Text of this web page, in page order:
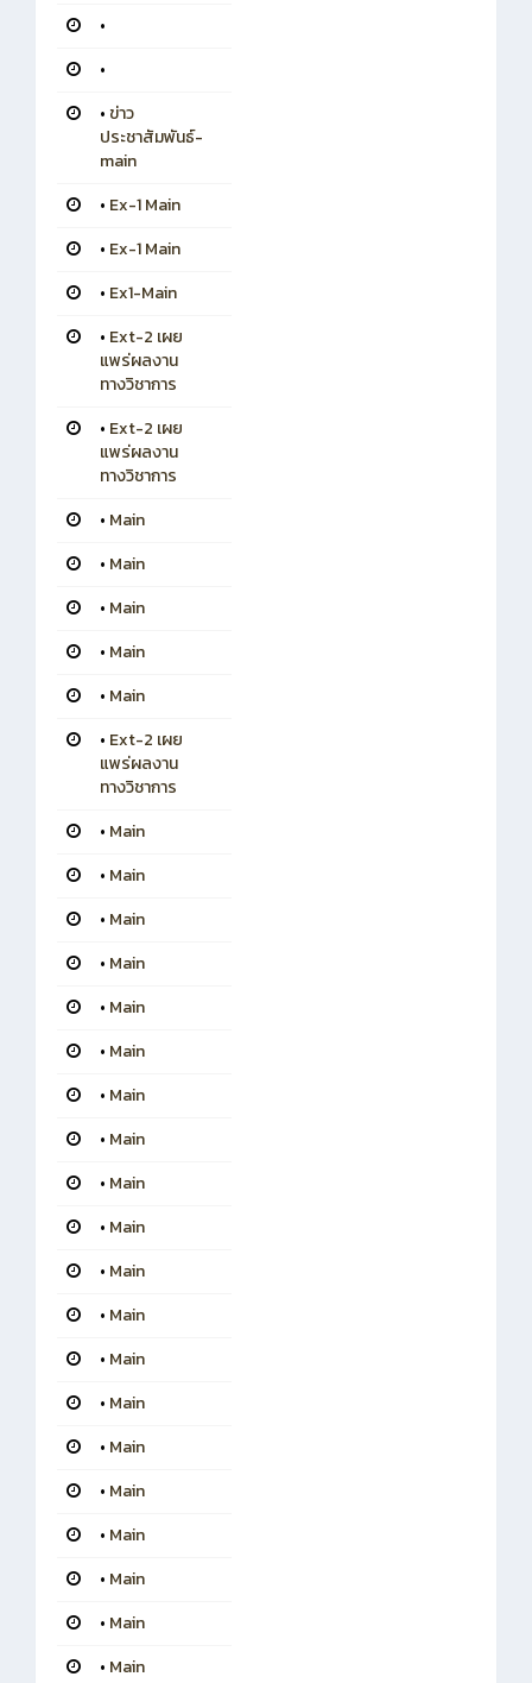
•
•
• ข่าว
ประชาสัมพันธ์-
main
• Ex-1 Main
• Ex-1 Main
• Ex1-Main
• Ext-2 เผย
แพร่ผลงาน
ทางวิชาการ
• Ext-2 เผย
แพร่ผลงาน
ทางวิชาการ
• Main
• Main
• Main
• Main
• Main
• Ext-2 เผย
แพร่ผลงาน
ทางวิชาการ
• Main
• Main
• Main
• Main
• Main
• Main
• Main
• Main
• Main
• Main
• Main
• Main
• Main
• Main
• Main
• Main
• Main
• Main
• Main
• Main